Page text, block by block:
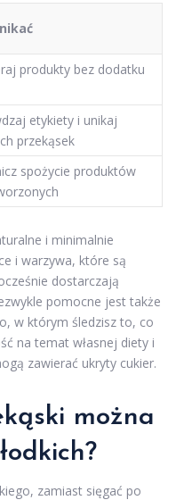
produkty bez dodatku
etykiety i unikaj
przekąsek
spożycie produktów
i minimalnie
i warzywa, które są
dostarczają
pomocne jest także
w którym śledzisz to, co
na temat własnej diety i
zawierać ukryty cukier.
można
zamiast sięgać po